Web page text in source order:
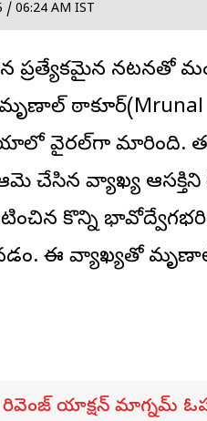
/ 06:24 AM IST
ప్రత్యేకమైన నటనతో
ఠాకూర్
వైరల్‌గా మారింది. త‌న
చేసిన వ్యాఖ్య ఆసక్తిని
కొన్ని
ఈ వ్యాఖ్యతో
రివెంజ్ యాక్షన్ మాగ్నమ్